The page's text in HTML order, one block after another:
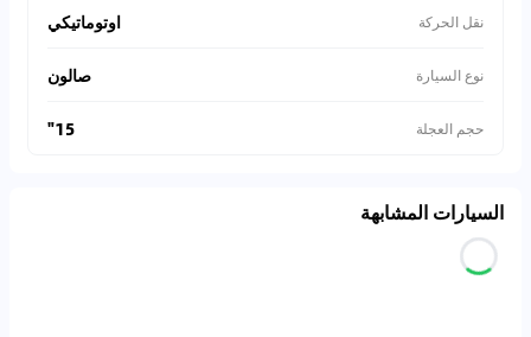
نقل الحركة اوتوماتيكي
نوع السيارة صالون
حجم العجلة 15"
السيارات المشابهة